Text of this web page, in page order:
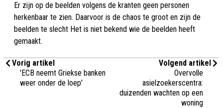
Er zijn op de beelden volgens de kranten geen personen
herkenbaar te zien. Daarvoor is de chaos te groot en zijn de
beelden te slecht Het is niet bekend wie de beelden heeft
gemaakt.
Vorig artikel
'ECB neemt Griekse banken
weer onder de loep'
Volgend artikel
Overvolle
asielzoekerscentra:
duizenden wachten op een
woning